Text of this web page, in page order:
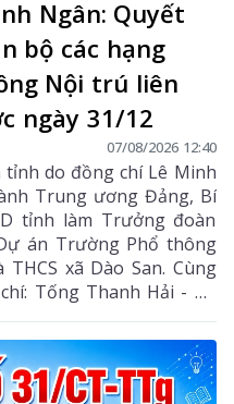
Ngân: Quyết
bộ các hạng
Nội trú liên
ngày 31/12
07/08/2026 12:40
tỉnh do đồng chí Lê Minh
Trung ương Đảng, Bí
tỉnh làm Trưởng đoàn
án Trường Phổ thông
xã Dào San. Cùng
Tống Thanh Hải - Uỷ
Phó Chủ tịch Thường
Ủy viên Ban Thường vụ,
vận Tỉnh ủy; lãnh đạo
xã Dào San.